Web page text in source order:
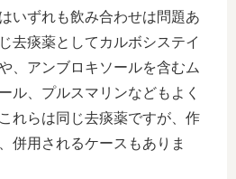
いずれも飲み合わせは問題あ
去痰薬としてカルボシステイ
、アンブロキソールを含むム
ル、プルスマリンなどもよく
れらは同じ去痰薬ですが、作
併用されるケースもありま